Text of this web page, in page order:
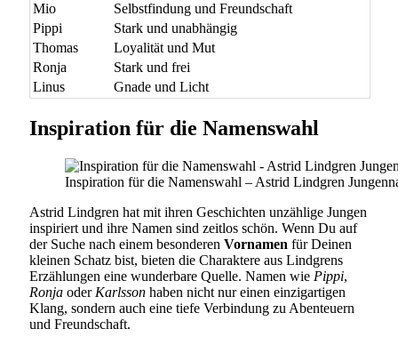
Mio
Selbstfindung und Freundschaft
Pippi
Stark und unabhängig
Thomas
Loyalität und Mut
Ronja
Stark und frei
Linus
Gnade und Licht
Inspiration für die Namenswahl
Inspiration für die Namenswahl – Astrid Lindgren
Astrid Lindgren hat mit ihren Geschichten unzählige Jungen
inspiriert und ihre Namen sind zeitlos schön. Wenn Du auf
der Suche nach einem besonderen Vornamen für Deinen
kleinen Schatz bist, bieten die Charaktere aus Lindgrens
Erzählungen eine wunderbare Quelle. Namen wie Pippi,
Ronja oder Karlsson haben nicht nur einen einzigartigen
Klang, sondern auch eine tiefe Verbindung zu Abenteuern
und Freundschaft.